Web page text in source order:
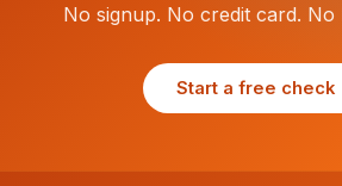
No signup. No credit card. No
Start a free check